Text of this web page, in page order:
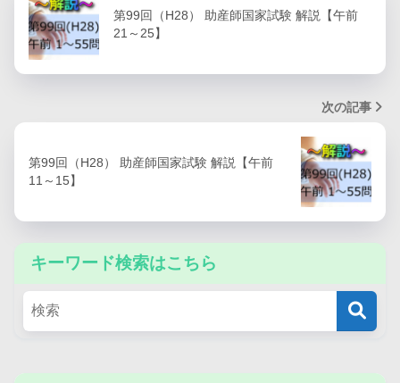
第99回（H28） 助産師国家試験 解説【午前
21～25】
次の記事
第99回（H28） 助産師国家試験 解説【午前
11～15】
キーワード検索はこちら